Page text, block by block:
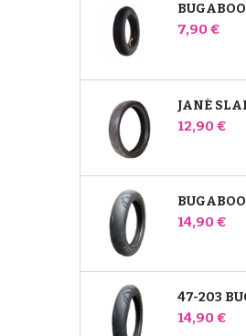
Pris
7,90 €
Pris
12,90 €
Pris
14,90 €
Pris
14,90 €